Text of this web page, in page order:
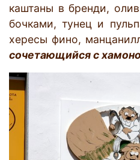
каштаны в бренди,
бочками, тунец и
хересы фино,
сочетающийся с